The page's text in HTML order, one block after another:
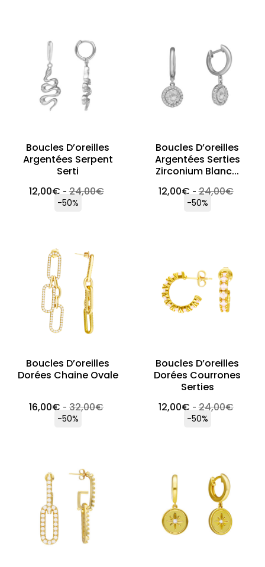
Boucles D’oreilles
Argentées Serpent
Serti
12,00€ -24,00€
-50%
Boucles D’oreilles
Argentées Serties
Zirconium Blanc...
12,00€ -24,00€
-50%
Boucles D’oreilles
Dorées Chaine Ovale
16,00€ -32,00€
-50%
Boucles D’oreilles
Dorées Courrones
Serties
12,00€ -24,00€
-50%